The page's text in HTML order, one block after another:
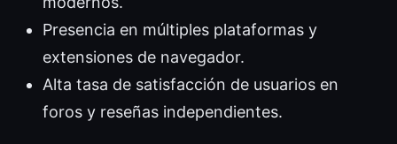
Presencia en múltiples plataformas y
extensiones de navegador.
Alta tasa de satisfacción de usuarios en
foros y reseñas independientes.